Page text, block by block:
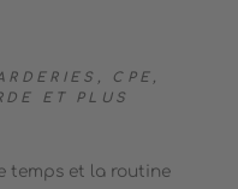
CPE,
ET PLUS
temps et la routine